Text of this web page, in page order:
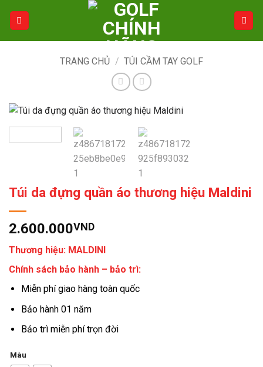
TRANG CHỦ / TÚI CẦM TAY GOLF
Túi da đựng quần áo thương hiệu Maldini
2.600.000VND
Thương hiệu: MALDINI
Chính sách bảo hành – bảo trì:
Miễn phí giao hàng toàn quốc
Bảo hành 01 năm
Bảo trì miễn phí trọn đời
Màu